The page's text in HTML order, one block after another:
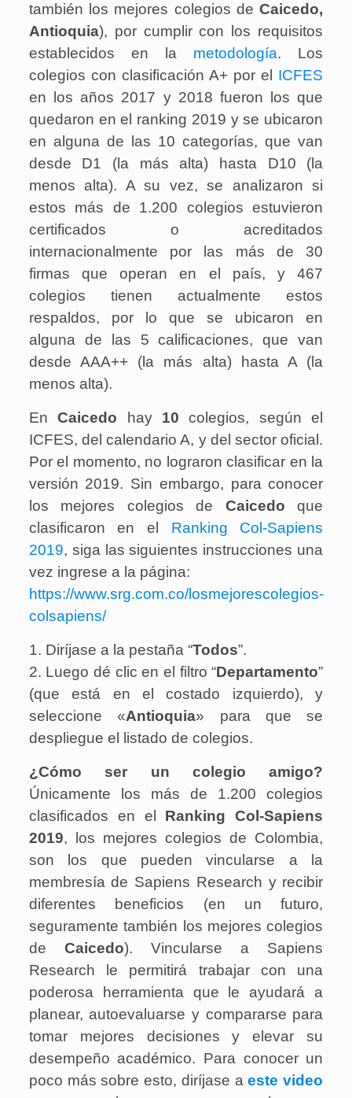
también los mejores colegios deCaicedo,
Antioquia), por cumplir con los requisitos
establecidos en la metodología. Los
colegios con clasificación A+ por el ICFES
en los años 2017 y 2018 fueron los que
quedaron en el ranking 2019 y se ubicaron
en alguna de las 10 categorías, que van
desde D1 (la más alta) hasta D10 (la
menos alta). A su vez, se analizaron si
estos más de 1.200 colegios estuvieron
certificados o acreditados
internacionalmente por las más de 30
firmas que operan en el país, y 467
colegios tienen actualmente estos
respaldos, por lo que se ubicaron en
alguna de las 5 calificaciones, que van
desde AAA++ (la más alta) hasta A (la
menos alta).
EnCaicedo hay 10
colegios, según el
ICFES, del calendario A, y del sector oficial.
Por el momento, no lograron clasificar en la
versión 2019. Sin embargo, para conocer
los mejores colegios de Caicedoque
clasificaron en el Ranking Col-Sapiens
2019, siga las siguientes instrucciones una
vez ingrese a la página:
https://www.srg.com.co/losmejorescolegios-
colsapiens/
1. Diríjase a la pestaña “Todos”.
2. Luego dé clic en el filtro “Departamento”
(que está en el costado izquierdo), y
seleccione «Antioquia» para que se
despliegue el listado de colegios.
¿Cómo ser un colegio amigo?
Únicamente los más de 1.200 colegios
clasificados en el Ranking Col-Sapiens
2019, los mejores colegios de Colombia,
son los que pueden vincularse a la
membresía de Sapiens Research y recibir
diferentes beneficios (en un futuro,
seguramente también los mejores colegios
de Caicedo). Vincularse a Sapiens
Research le permitirá trabajar con una
poderosa herramienta que le ayudará a
planear, autoevaluarse y compararse para
tomar mejores decisiones y elevar su
desempeño académico. Para conocer un
poco más sobre esto, diríjase aeste video